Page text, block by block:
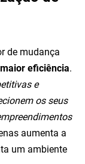
de mudança
maior eficiência.
e
os seus
aumenta a
um ambiente